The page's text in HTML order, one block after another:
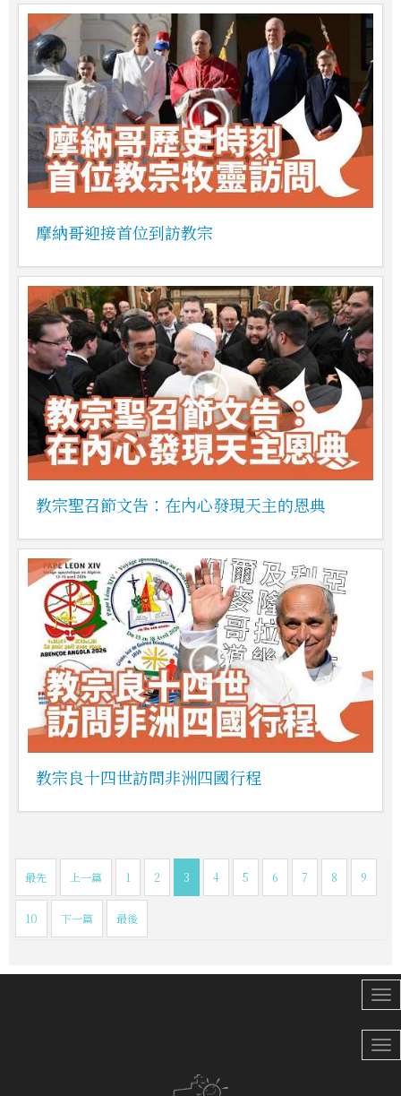
摩納哥迎接首位到訪教宗
教宗聖召節文告：在內心發現天主的恩典
教宗良十四世訪問非洲四國行程
最先 上一篇 1 2 3 4 5 6 7 8 9
10 下一篇 最後